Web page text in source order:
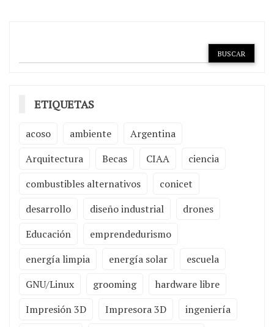
ETIQUETAS
acoso ambiente
Argentina
Arquitectura
Becas CIAA
ciencia
combustibles alternativos
conicet
desarrollo
diseño industrial
drones
Educación
emprendedurismo
energía limpia
energía solar
escuela
GNU/Linux
grooming
hardware libre
Impresión 3D
Impresora 3D ingeniería